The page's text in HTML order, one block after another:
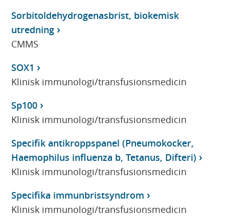
Sorbitoldehydrogenasbrist, biokemisk
utredning
CMMS
SOX1
Klinisk immunologi/transfusionsmedicin
Sp100
Klinisk immunologi/transfusionsmedicin
Specifik antikroppspanel (Pneumokocker,
Haemophilus influenza b, Tetanus, Difteri)
Klinisk immunologi/transfusionsmedicin
Specifika immunbristsyndrom
Klinisk immunologi/transfusionsmedicin